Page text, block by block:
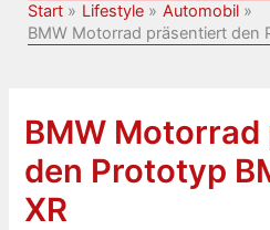
Start Lifestyle
Automobil
BMW Motorrad präsentiert den
BMW
den Prototyp
XR